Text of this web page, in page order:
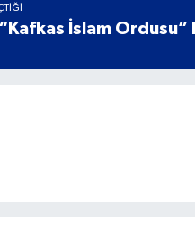
“Kafkas İslam